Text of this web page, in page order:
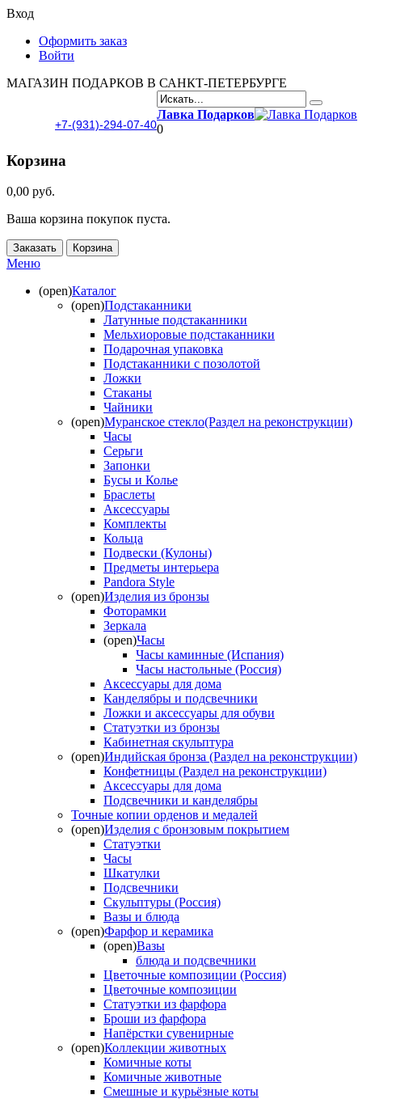
Вход
Оформить заказ
Войти
МАГАЗИН ПОДАРКОВ В САНКТ-ПЕТЕРБУРГЕ
+7-(931)-294-07-40
Лавка Подарков
0
Корзина
0,00 руб.
Ваша корзина покупок пуста.
Заказать Корзина
Меню
(open)Каталог
(open)Подстаканники
Латунные подстаканники
Мельхиоровые подстаканники
Подарочная упаковка
Подстаканники с позолотой
Ложки
Стаканы
Чайники
(open)Муранское стекло(Раздел на реконструкции)
Часы
Серьги
Запонки
Бусы и Колье
Браслеты
Аксессуары
Комплекты
Кольца
Подвески (Кулоны)
Предметы интерьера
Pandora Style
(open)Изделия из бронзы
Фоторамки
Зеркала
(open)Часы
Часы каминные (Испания)
Часы настольные (Россия)
Аксессуары для дома
Канделябры и подсвечники
Ложки и аксессуары для обуви
Статуэтки из бронзы
Кабинетная скульптура
(open)Индийская бронза (Раздел на реконструкции)
Конфетницы (Раздел на реконструкции)
Аксессуары для дома
Подсвечники и канделябры
Точные копии орденов и медалей
(open)Изделия с бронзовым покрытием
Статуэтки
Часы
Шкатулки
Подсвечники
Скульптуры (Россия)
Вазы и блюда
(open)Фарфор и керамика
(open)Вазы
блюда и подсвечники
Цветочные композиции (Россия)
Цветочные композиции
Статуэтки из фарфора
Броши из фарфора
Напёрстки сувенирные
(open)Коллекции животных
Комичные коты
Комичные животные
Смешные и курьёзные коты